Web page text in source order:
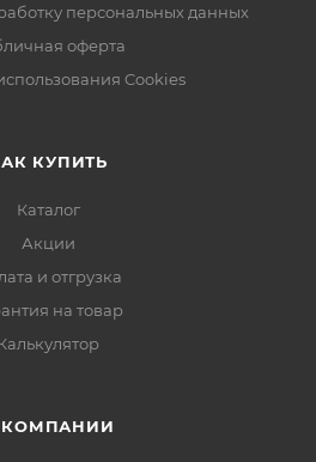
персональных данных
оферта
Cookies
КУПИТЬ
Каталог
Акции
и отгрузка
на товар